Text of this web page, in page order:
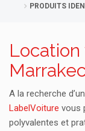
PRODUITS
A la recherche
LabelVoiture vous
polyvalentes et